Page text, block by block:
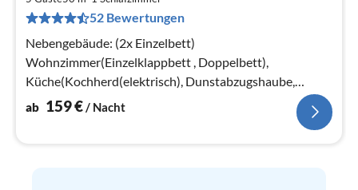
52 Bewertungen
Nebengebäude: (2x Einzelbett)
Wohnzimmer(Einzelklappbett , Doppelbett),
Küche(Kochherd(elektrisch), Dunstabzugshaube,
Kaffeemaschine, Kombi-Mikrowelle,
ab 159€/ Nacht